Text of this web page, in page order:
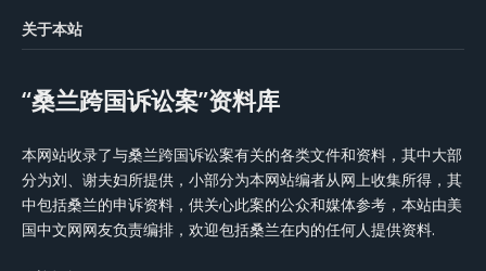
关于本站
“桑兰跨国诉讼案”资料库
本网站收录了与桑兰跨国诉讼案有关的各类文件和资料，其中大部
分为刘、谢夫妇所提供，小部分为本网站编者从网上收集所得，其
中包括桑兰的申诉资料，供关心此案的公众和媒体参考，本站由美
国中文网网友负责编排，欢迎包括桑兰在内的任何人提供资料.